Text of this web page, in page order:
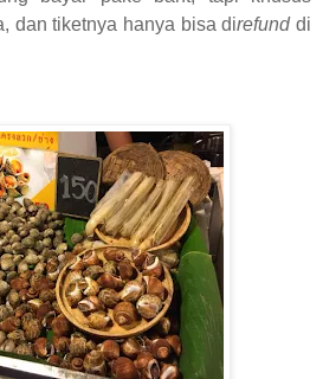
dan tiketnya hanya bisa direfunddi